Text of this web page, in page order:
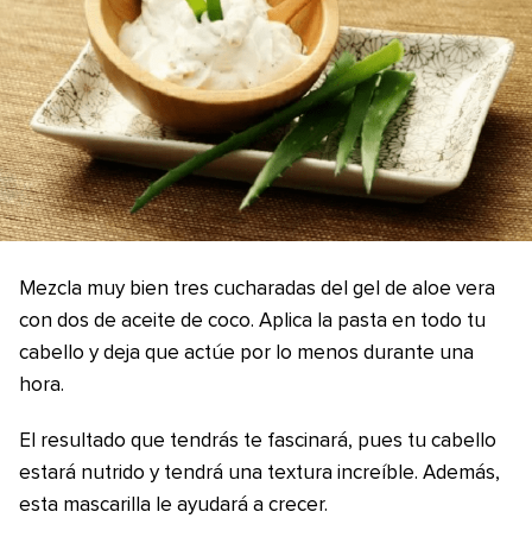
Mezcla muy bien tres cucharadas del gel de aloe vera
con dos de aceite de coco. Aplica la pasta en todo tu
cabello y deja que actúe por lo menos durante una
hora.
El resultado que tendrás te fascinará, pues tu cabello
estará nutrido y tendrá una textura increíble. Además,
esta mascarilla le ayudará a crecer.